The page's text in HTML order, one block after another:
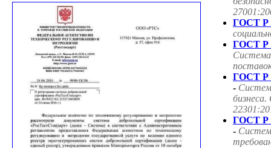
ГОСТ Р
ГОСТ Р
ГОСТ Р
-
ГОСТ Р
-